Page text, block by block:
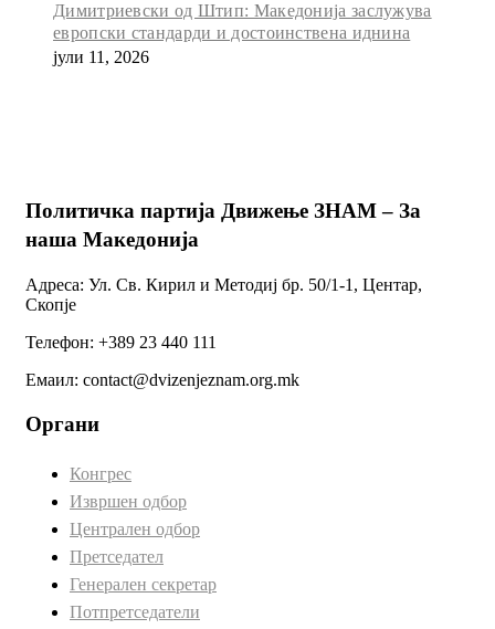
Димитриевски од Штип: Македонија заслужува
европски стандарди и достоинствена иднина
јули 11, 2026
Политичка партија Движење ЗНАМ – За
наша Македонија
Адреса: Ул. Св. Кирил и Методиј бр. 50/1-1, Центар,
Скопје
Телефон: +389 23 440 111
Емаил: contact@dvizenjeznam.org.mk
Органи
Конгрес
Извршен одбор
Централен одбор
Претседател
Генерален секретар
Потпретседатели